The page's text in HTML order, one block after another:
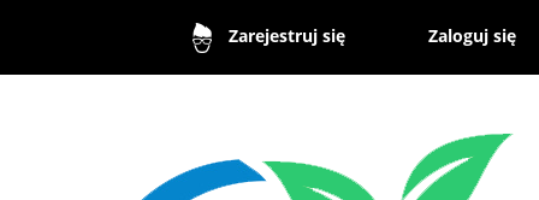
Zarejestruj się Zaloguj się